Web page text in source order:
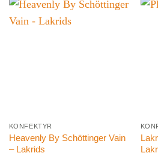
KONFEKTYR
Heavenly By Schöttinger Vain
– Lakrids